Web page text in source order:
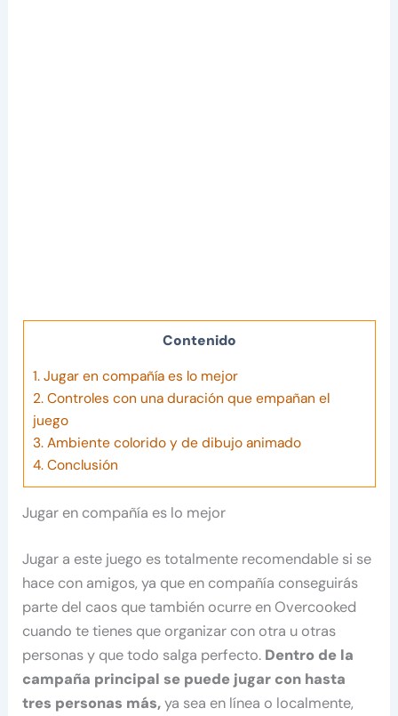
Contenido
1.Jugar en compañía es lo mejor
2.Controles con una duración que empañan el
juego
3.Ambiente colorido y de dibujo animado
4.Conclusión
Jugar en compañía es lo mejor
Jugar a este juego es totalmente recomendable si se
hace con amigos, ya que en compañía conseguirás
parte del caos que también ocurre en Overcooked
cuando te tienes que organizar con otra u otras
personas y que todo salga perfecto. Dentro de la
campaña principal se puede jugar con hasta
tres personas más,ya sea en línea o localmente,